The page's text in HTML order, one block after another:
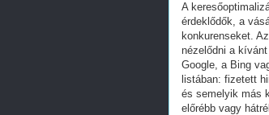
A
érdeklődők, a
konkurenseket.
nézelődni a
Google, a Bing
listában: fizetett
és semelyik más
előrébb vagy